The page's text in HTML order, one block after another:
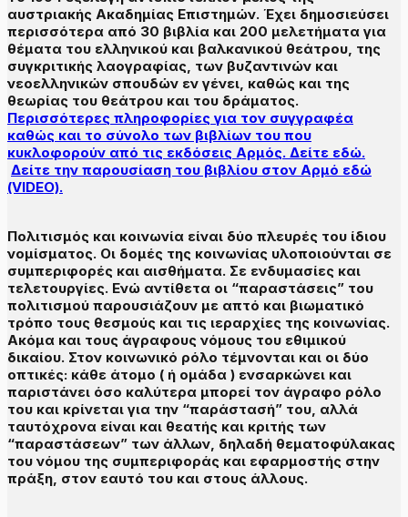
αυστριακής Ακαδημίας Επιστημών. Έχει δημοσιεύσει
περισσότερα από 30 βιβλία και 200 μελετήματα για
θέματα του ελληνικού και βαλκανικού θεάτρου, της
συγκριτικής λαογραφίας, των βυζαντινών και
νεοελληνικών σπουδών εν γένει, καθώς και της
θεωρίας του θεάτρου και του δράματος.
Περισσότερες πληροφορίες για τον συγγραφέα
καθώς και το σύνολο των βιβλίων του που
κυκλοφορούν από τις εκδόσεις Αρμός. Δείτε εδώ.
Δείτε την παρουσίαση του βιβλίου στον Αρμό εδώ
(VIDEO).
Πολιτισμός και κοινωνία είναι δύο πλευρές του ίδιου
νομίσματος. Οι δομές της κοινωνίας υλοποιούνται σε
συμπεριφορές και αισθήματα. Σε ενδυμασίες και
τελετουργίες. Ενώ αντίθετα οι “παραστάσεις” του
πολιτισμού παρουσιάζουν με απτό και βιωματικό
τρόπο τους θεσμούς και τις ιεραρχίες της κοινωνίας.
Ακόμα και τους άγραφους νόμους του εθιμικού
δικαίου. Στον κοινωνικό ρόλο τέμνονται και οι δύο
οπτικές: κάθε άτομο ( ή ομάδα ) ενσαρκώνει και
παριστάνει όσο καλύτερα μπορεί τον άγραφο ρόλο
του και κρίνεται για την “παράστασή” του, αλλά
ταυτόχρονα είναι και θεατής και κριτής των
“παραστάσεων” των άλλων, δηλαδή θεματοφύλακας
του νόμου της συμπεριφοράς και εφαρμοστής στην
πράξη, στον εαυτό του και στους άλλους.